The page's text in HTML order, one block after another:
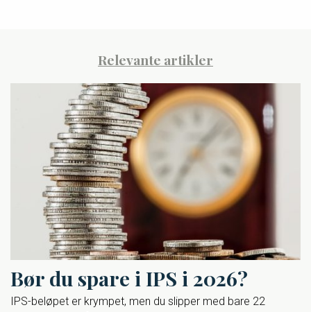
Relevante artikler
Bør du spare i IPS i 2026?
IPS-beløpet er krympet, men du slipper med bare 22